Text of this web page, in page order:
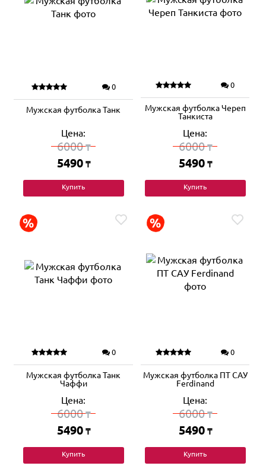
0
Мужская футболка Танк
Цена:
6000₸
5490 ₸
Купить
0
Мужская футболка Череп
Танкиста
Цена:
6000₸
5490 ₸
Купить
0
Мужская футболка Танк
Чаффи
Цена:
6000₸
5490 ₸
Купить
0
Мужская футболка ПТ САУ
Ferdinand
Цена:
6000₸
5490 ₸
Купить